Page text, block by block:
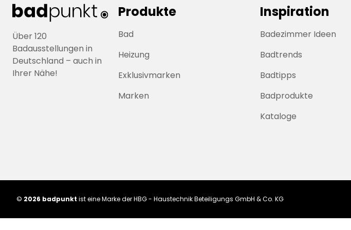
Über 120
Badausstellungen in
Deutschland – auch in
Ihrer Nähe!
Produkte
Bad
Heizung
Exklusivmarken
Marken
Inspiration
Badezimmer Ideen
Badtrends
Badtipps
Badprodukte
Kataloge
© 2026 badpunkt ist eine Marke der HBG - Haustechnik Beteiligungs GmbH & Co. KG